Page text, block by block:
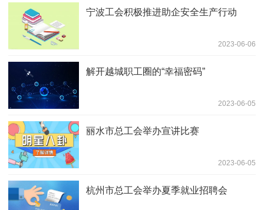
宁波工会积极推进助企安全生产行动
2023-06-06
解开越城职工圈的“幸福密码”
2023-06-05
丽水市总工会举办宣讲比赛
2023-06-05
杭州市总工会举办夏季就业招聘会